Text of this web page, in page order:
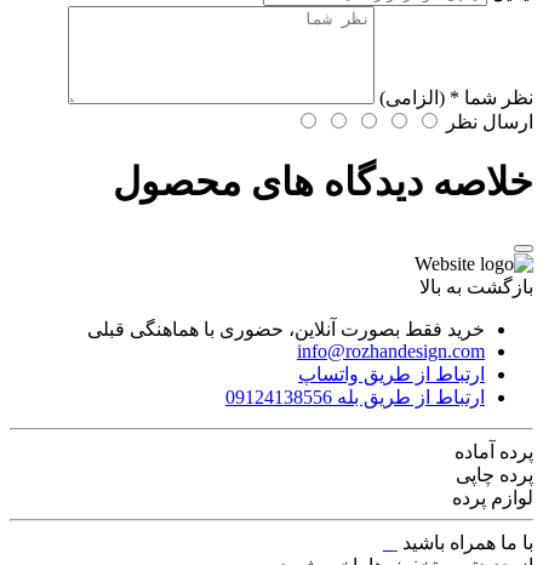
نظر شما * (الزامی)
ارسال نظر
خلاصه دیدگاه های محصول
بازگشت به بالا
خرید فقط بصورت آنلاین، حضوری با هماهنگی قبلی
info@rozhandesign.com
ارتباط از طریق واتساپ
ارتباط از طریق بله 09124138556
پرده‌ آماده
پرده چاپی
لوازم پرده
با ما همراه باشید